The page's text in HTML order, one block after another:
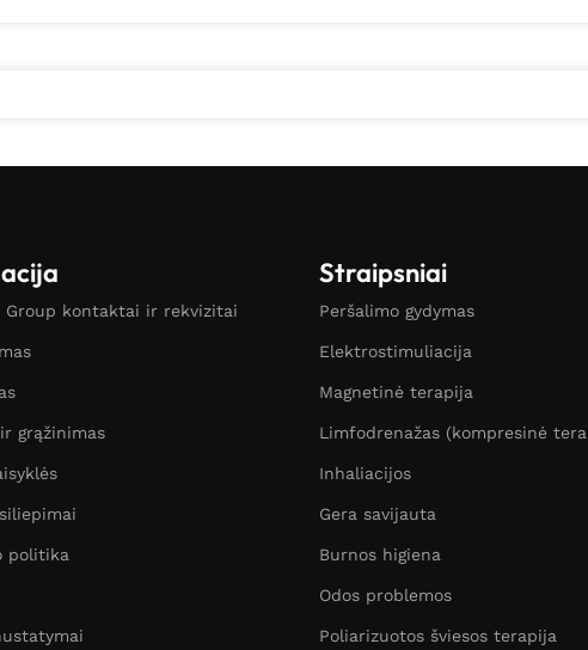
Group kontaktai ir rekvizitai
grąžinimas
politika
Straipsniai
Peršalimo gydymas
Elektrostimuliacija
Magnetinė terapija
Limfodrenažas (kompresinė
Inhaliacijos
Gera savijauta
Burnos higiena
Odos problemos
Poliarizuotos šviesos terapija